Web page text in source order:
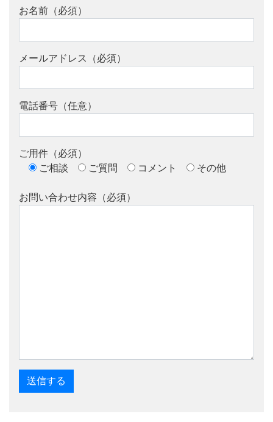
お名前（必須）
メールアドレス（必須）
電話番号（任意）
ご用件（必須）
ご相談
ご質問 コメント その他
お問い合わせ内容（必須）